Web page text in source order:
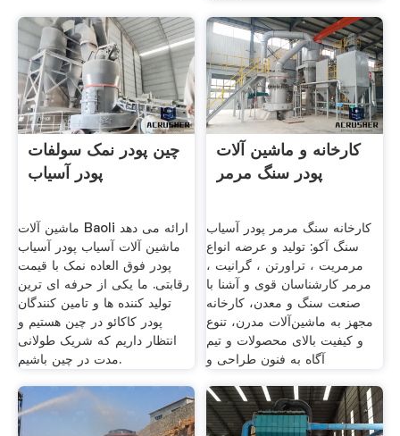
چین پودر نمک سولفات
پودر آسیاب
ماشین آلات Baoli ارائه می دهد
ماشین آلات آسیاب پودر آسیاب
پودر فوق العاده نمک با قیمت
رقابتی. ما یکی از حرفه ای ترین
تولید کننده ها و تامین کنندگان
پودر کاکائو در چین هستیم و
انتظار داریم که شریک طولانی
مدت در چین باشیم.
کارخانه و ماشین آلات
پودر سنگ مرمر
کارخانه سنگ مرمر پودر آسیاب
سنگ آکو: تولید و عرضه انواع
مرمریت ، تراورتن ، گرانیت ،
مرمر کارشناسان قوی و آشنا با
صنعت سنگ و معدن، کارخانه
مجهز به ماشین‌آلات مدرن، تنوع
و کیفیت بالای محصولات و تیم
آگاه به فنون طراحی و